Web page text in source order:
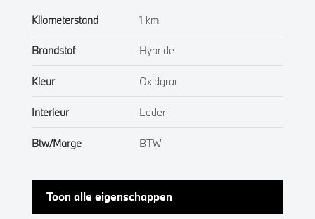
Kilometerstand 1 km
Brandstof Hybride
Kleur Oxidgrau
Interieur Leder
Btw/Marge BTW
Toon alle eigenschappen